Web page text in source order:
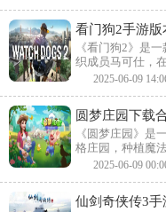
派游戏精髓。
看门狗2手游版
《看门狗2》是
织成员马可仕，
入侵摄像头、遥
2025-06-09
圆梦庄园下载
《圆梦庄园》是
格庄园，种植魔
节活动解锁装饰
2025-06-09
仙剑奇侠传3手